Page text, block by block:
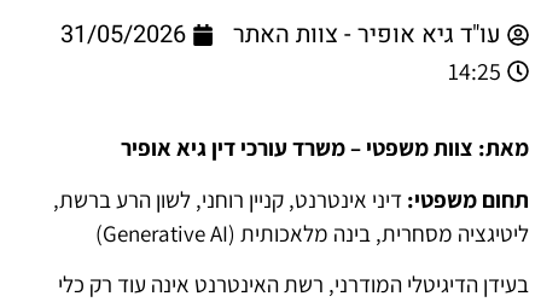
עו"ד גיא אופיר - צוות האתר 31/05/2026
14:25
מאת: צוות משפטי – משרד עורכי דין גיא אופיר
תחום משפטי: דיני אינטרנט, קניין רוחני, לשון הרע ברשת,
ליטיגציה מסחרית, בינה מלאכותית (Generative AI)
בעידן הדיגיטלי המודרני, רשת האינטרנט אינה עוד רק כלי